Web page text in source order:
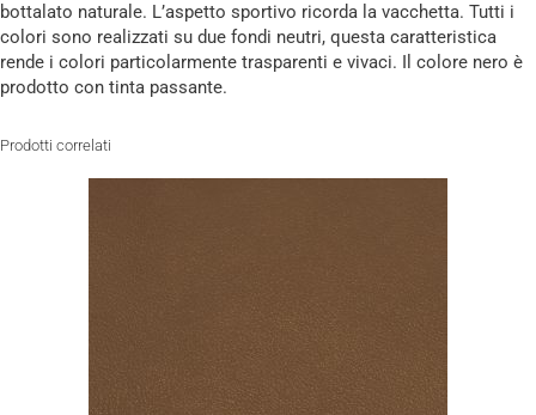
bottalato naturale. L’aspetto sportivo ricorda la vacchetta. Tutti i
colori sono realizzati su due fondi neutri, questa caratteristica
rende i colori particolarmente trasparenti e vivaci. Il colore nero è
prodotto con tinta passante.
Prodotti correlati